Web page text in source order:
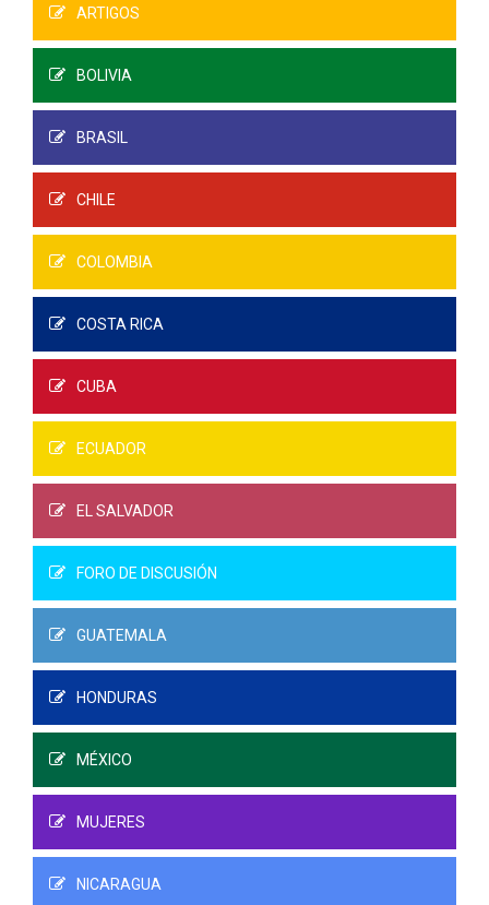
ARTIGOS
BOLIVIA
BRASIL
CHILE
COLOMBIA
COSTA RICA
CUBA
ECUADOR
EL SALVADOR
FORO DE DISCUSIÓN
GUATEMALA
HONDURAS
MÉXICO
MUJERES
NICARAGUA